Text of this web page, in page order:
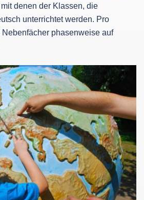
denen der Klassen, die
unterrichtet werden. Pro
phasenweise auf